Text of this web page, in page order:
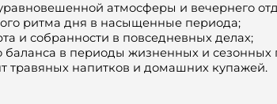
атмосферы и вечернего
ритма дня в насыщенные периода;
и собранности в повседневных делах;
баланса в периоды жизненных и сезонных
травяных напитков и домашних купажей.